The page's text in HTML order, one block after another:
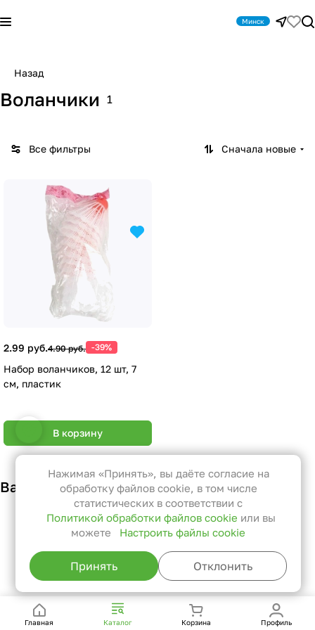
Минск
Назад
Воланчики 1
Все фильтры Сначала новые
2.99 руб.4.90 руб. -39%
Набор воланчиков, 12 шт, 7
см, пластик
В корзину
Вам также может понравиться
Главная Каталог Корзина Профиль
Настройки файлов cookie
Функциональные
Эти файлы необходимы для
функционирования сайта и не
могут быть отключены в наших
системах. Вы можете настроить
браузер так, чтобы он блокировал
их или уведомлял вас об их
использовании, но в таком случае
сайта не будут работать.
Нажимая «Принять», вы даёте согласие на
обработку файлов cookie, в том числе
статистических в соответствии с
Политикой обработки файлов cookie или вы
можете
Настроить файлы cookie
Принять Отклонить